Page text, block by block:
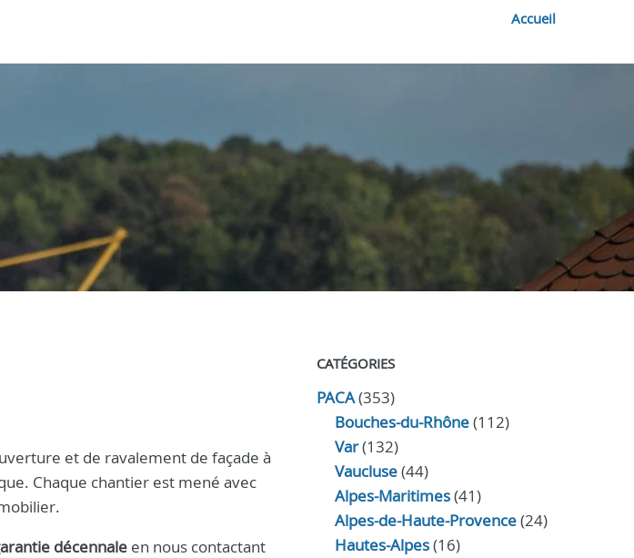
Accueil
et de ravalement de façade à
Chaque chantier est mené avec
décennale en nous contactant
CATÉGORIES
PACA(353)
Bouches-du-Rhône(112)
Var(132)
Vaucluse(44)
Alpes-Maritimes(41)
Alpes-de-Haute-Provence(24)
Hautes-Alpes(16)